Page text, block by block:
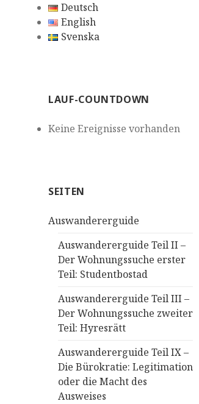
Deutsch
English
Svenska
LAUF-COUNTDOWN
Keine Ereignisse vorhanden
SEITEN
Auswandererguide
Auswandererguide Teil II –
Der Wohnungssuche erster
Teil: Studentbostad
Auswandererguide Teil III –
Der Wohnungssuche zweiter
Teil: Hyresrätt
Auswandererguide Teil IX –
Die Bürokratie: Legitimation
oder die Macht des
Ausweises